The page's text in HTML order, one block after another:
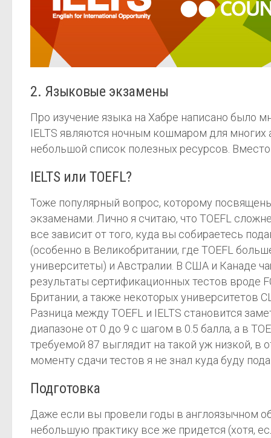
2. Языковые экзамены
Про изучение языка на Хабре написано было
IELTS являются ночным кошмаром для многих
небольшой список полезных ресурсов.
IELTS или TOEFL?
Тоже популярный вопрос, которому
экзаменами. Лично я считаю, что TOEFL
все зависит от того, куда вы собираетесь
(особенно в Великобритании, где TOEFL
университеты) и Австралии. В США и Канаде
результаты сертификационных тестов вроде
Британии, а также некоторых университетов
Разница между TOEFL и IELTS становится
диапазоне от 0 до 9 с шагом в 0.5 балла, а в
требуемой 87 выглядит на такой уж низкой, в
моменту сдачи тестов я не знал куда буду
Подготовка
Даже если вы провели годы в англоязычном
небольшую практику все же придется (хотя,